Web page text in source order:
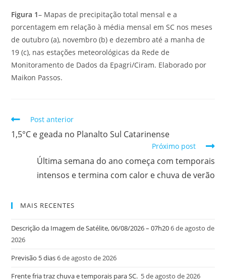
Figura 1– Mapas de precipitação total mensal e a
porcentagem em relação à média mensal em SC nos meses
de outubro (a), novembro (b) e dezembro até a manha de
19 (c), nas estações meteorológicas da Rede de
Monitoramento de Dados da Epagri/Ciram. Elaborado por
Maikon Passos.
Post anterior
1,5°C e geada no Planalto Sul Catarinense
Próximo post
Última semana do ano começa com temporais
intensos e termina com calor e chuva de verão
MAIS RECENTES
Descrição da Imagem de Satélite, 06/08/2026 – 07h206 de agosto de
2026
Previsão 5 dias6 de agosto de 2026
Frente fria traz chuva e temporais para SC. 5 de agosto de 2026